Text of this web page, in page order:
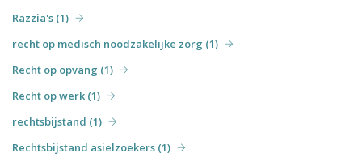
Razzia's (1)
recht op medisch noodzakelijke zorg (1)
Recht op opvang (1)
Recht op werk (1)
rechtsbijstand (1)
Rechtsbijstand asielzoekers (1)